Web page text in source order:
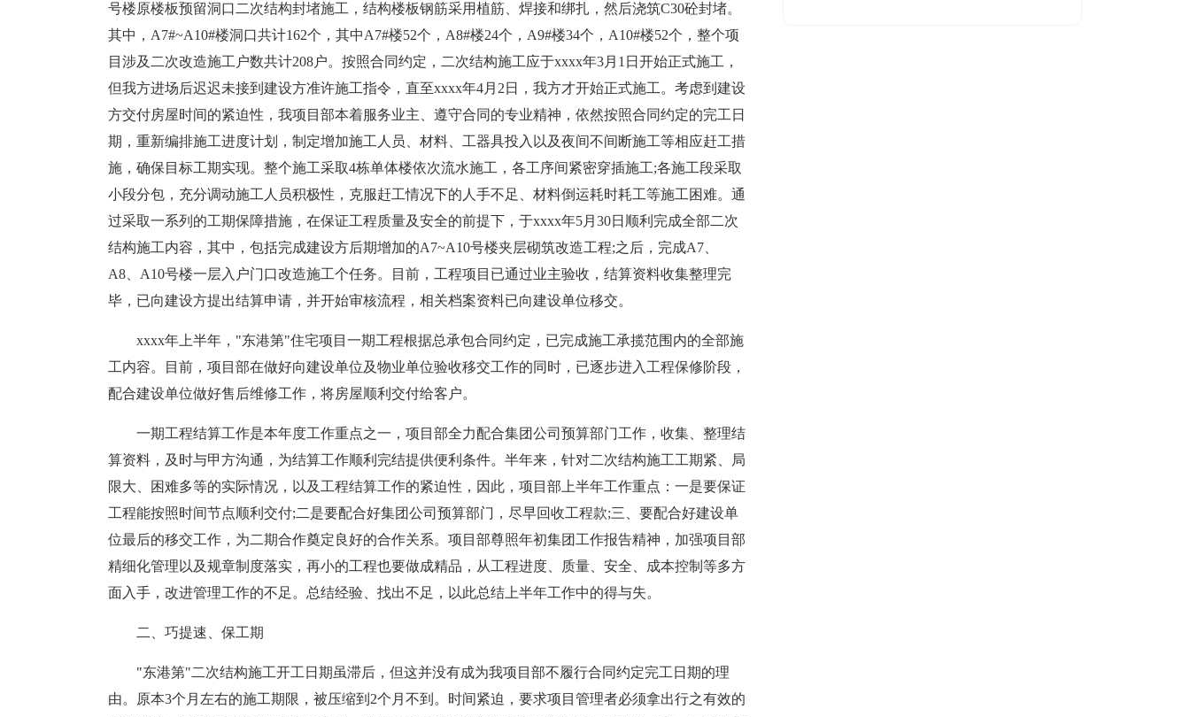
号楼原楼板预留洞口二次结构封堵施工，结构楼板钢筋采用植筋、焊接和绑扎，然后浇筑C30砼封堵。
其中，A7#~A10#楼洞口共计162个，其中A7#楼52个，A8#楼24个，A9#楼34个，A10#楼52个，整个项
目涉及二次改造施工户数共计208户。按照合同约定，二次结构施工应于xxxx年3月1日开始正式施工，
但我方进场后迟迟未接到建设方准许施工指令，直至xxxx年4月2日，我方才开始正式施工。考虑到建设
方交付房屋时间的紧迫性，我项目部本着服务业主、遵守合同的专业精神，依然按照合同约定的完工日
期，重新编排施工进度计划，制定增加施工人员、材料、工器具投入以及夜间不间断施工等相应赶工措
施，确保目标工期实现。整个施工采取4栋单体楼依次流水施工，各工序间紧密穿插施工;各施工段采取
小段分包，充分调动施工人员积极性，克服赶工情况下的人手不足、材料倒运耗时耗工等施工困难。通
过采取一系列的工期保障措施，在保证工程质量及安全的前提下，于xxxx年5月30日顺利完成全部二次
结构施工内容，其中，包括完成建设方后期增加的A7~A10号楼夹层砌筑改造工程;之后，完成A7、
A8、A10号楼一层入户门口改造施工个任务。目前，工程项目已通过业主验收，结算资料收集整理完
毕，已向建设方提出结算申请，并开始审核流程，相关档案资料已向建设单位移交。
xxxx年上半年，"东港第"住宅项目一期工程根据总承包合同约定，已完成施工承揽范围内的全部施
工内容。目前，项目部在做好向建设单位及物业单位验收移交工作的同时，已逐步进入工程保修阶段，
配合建设单位做好售后维修工作，将房屋顺利交付给客户。
一期工程结算工作是本年度工作重点之一，项目部全力配合集团公司预算部门工作，收集、整理结
算资料，及时与甲方沟通，为结算工作顺利完结提供便利条件。半年来，针对二次结构施工工期紧、局
限大、困难多等的实际情况，以及工程结算工作的紧迫性，因此，项目部上半年工作重点：一是要保证
工程能按照时间节点顺利交付;二是要配合好集团公司预算部门，尽早回收工程款;三、要配合好建设单
位最后的移交工作，为二期合作奠定良好的合作关系。项目部尊照年初集团工作报告精神，加强项目部
精细化管理以及规章制度落实，再小的工程也要做成精品，从工程进度、质量、安全、成本控制等多方
面入手，改进管理工作的不足。总结经验、找出不足，以此总结上半年工作中的得与失。
二、巧提速、保工期
"东港第"二次结构施工开工日期虽滞后，但这并没有成为我项目部不履行合同约定完工日期的理
由。原本3个月左右的施工期限，被压缩到2个月不到。时间紧迫，要求项目管理者必须拿出行之有效的